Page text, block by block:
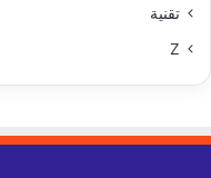
تقنية
Z